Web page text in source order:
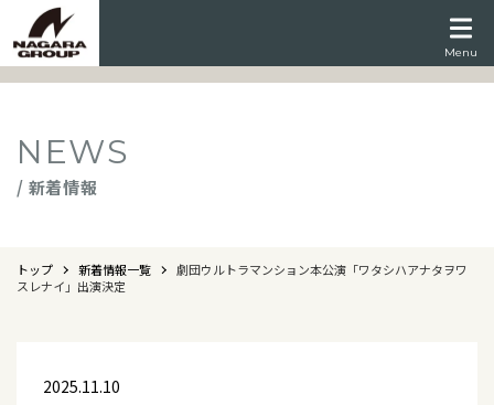
Menu
NEWS
/ 新着情報
トップ 新着情報一覧
劇団ウルトラマンション本公演「ワタシハアナタヲワ
スレナイ」出演決定
2025.11.10